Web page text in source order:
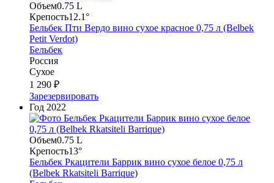
Объем0.75 L
Крепость12.1°
Бельбек Пти Вердо вино сухое красное 0,75 л (Belbek
Petit Verdot)
Бельбек
Россия
Сухое
1 290 ₽
Зарезервировать
Год 2022
Объем0.75 L
Крепость13°
Бельбек Ркацители Баррик вино сухое белое 0,75 л
(Belbek Rkatsiteli Barrique)